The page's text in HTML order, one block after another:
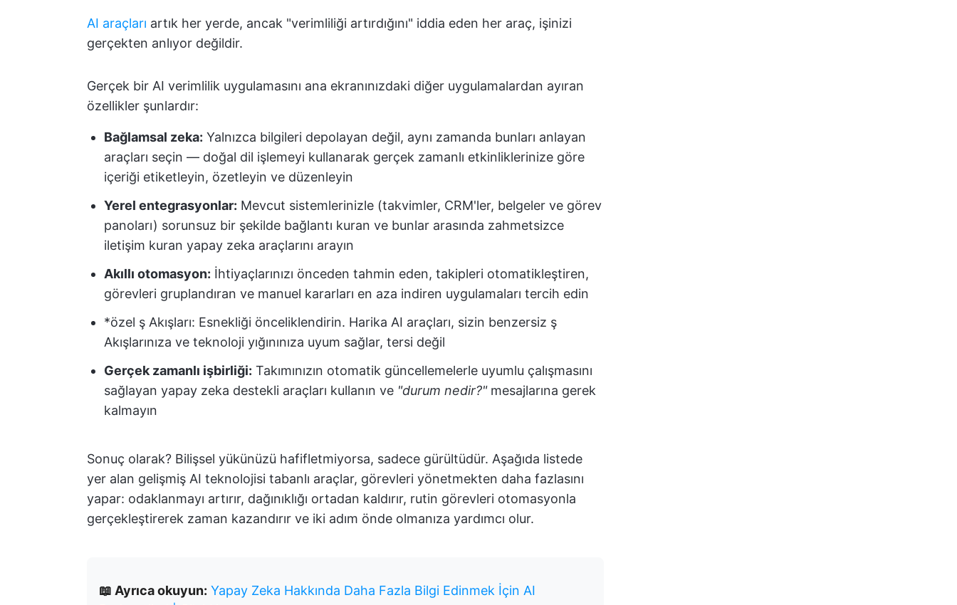
AI araçları artık her yerde, ancak "verimliliği artırdığını" iddia eden her araç, işinizi
gerçekten anlıyor değildir.
Gerçek bir AI verimlilik uygulamasını ana ekranınızdaki diğer uygulamalardan ayıran
özellikler şunlardır:
Bağlamsal zeka: Yalnızca bilgileri depolayan değil, aynı zamanda bunları anlayan
araçları seçin — doğal dil işlemeyi kullanarak gerçek zamanlı etkinliklerinize göre
içeriği etiketleyin, özetleyin ve düzenleyin
Yerel entegrasyonlar: Mevcut sistemlerinizle (takvimler, CRM'ler, belgeler ve görev
panoları) sorunsuz bir şekilde bağlantı kuran ve bunlar arasında zahmetsizce
iletişim kuran yapay zeka araçlarını arayın
Akıllı otomasyon: İhtiyaçlarınızı önceden tahmin eden, takipleri otomatikleştiren,
görevleri gruplandıran ve manuel kararları en aza indiren uygulamaları tercih edin
*özel ş Akışları: Esnekliği önceliklendirin. Harika AI araçları, sizin benzersiz ş
Akışlarınıza ve teknoloji yığınınıza uyum sağlar, tersi değil
Gerçek zamanlı işbirliği: Takımınızın otomatik güncellemelerle uyumlu çalışmasını
sağlayan yapay zeka destekli araçları kullanın ve "durum nedir?"mesajlarına gerek
kalmayın
Sonuç olarak? Bilişsel yükünüzü hafifletmiyorsa, sadece gürültüdür. Aşağıda listede
yer alan gelişmiş AI teknolojisi tabanlı araçlar, görevleri yönetmekten daha fazlasını
yapar: odaklanmayı artırır, dağınıklığı ortadan kaldırır, rutin görevleri otomasyonla
gerçekleştirerek zaman kazandırır ve iki adım önde olmanıza yardımcı olur.
📖 Ayrıca okuyun: Yapay Zeka Hakkında Daha Fazla Bilgi Edinmek İçin AI